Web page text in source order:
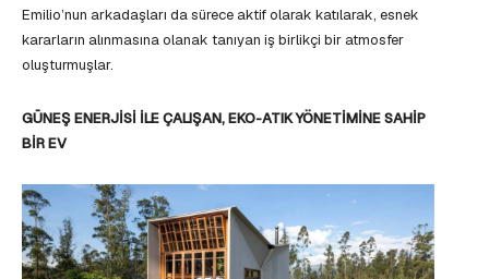
Emilio’nun arkadaşları da sürece aktif olarak katılarak, esnek
kararların alınmasına olanak tanıyan iş birlikçi bir atmosfer
oluşturmuşlar.
GÜNEŞ ENERJİSİ İLE ÇALIŞAN, EKO-ATIK YÖNETİMİNE SAHİP
BİR EV